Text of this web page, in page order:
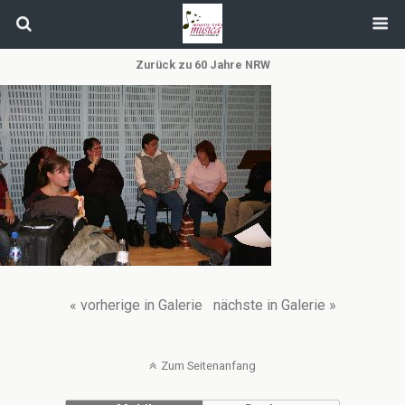
Zurück zu 60 Jahre NRW
« vorherige in Galerie nächste in Galerie »
Zum Seitenanfang